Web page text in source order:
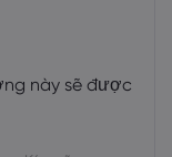
này sẽ được